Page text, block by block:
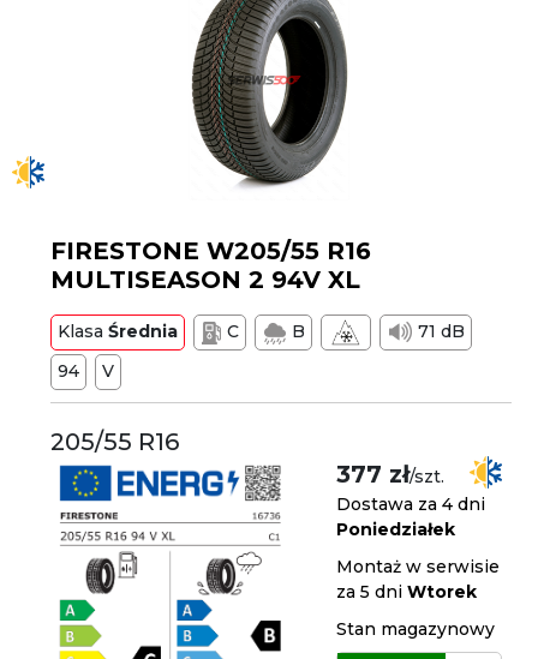
FIRESTONE W205/55 R16
MULTISEASON 2 94V XL
KlasaŚrednia C B
71 dB
94
V
205/55 R16
377 zł/szt.
Dostawa za 4 dni
Poniedziałek
Montaż w serwisie
za 5 dniWtorek
Stan magazynowy